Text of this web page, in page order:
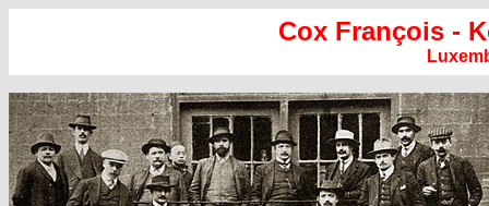
Cox François -